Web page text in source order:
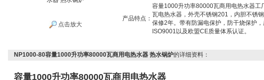
点击放大
产品特点：
容量1000升功率80000瓦商用电热水器工
瓦电热水器，外壳不锈钢201，内胆不锈
保修2年。带有防漏电保护，防干烧保护
ISO9001以及欧盟CE质量体系认证。
NP1000-80容量1000升功率80000瓦商用电热水器 热水锅炉的详细资料：
容量1000升功率80000瓦商用电热水器